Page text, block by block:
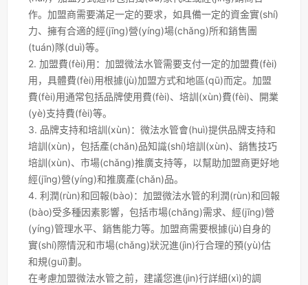
作。加盟商需要滿足一定的要求，如具備一定的資金實(shí)
力、擁有合適的經(jīng)營(yíng)場(chǎng)所和銷售團
(tuán)隊(duì)等。
2. 加盟費(fèi)用：加盟微法水管需要支付一定的加盟費(fèi)
用，具體費(fèi)用根據(jù)加盟方式和地區(qū)而定。加盟
費(fèi)用通常包括品牌使用費(fèi)、培訓(xùn)費(fèi)、開業
(yè)支持費(fèi)等。
3. 品牌支持和培訓(xùn)：微法水管會(huì)提供品牌支持和
培訓(xùn)，包括產(chǎn)品知識(shí)培訓(xùn)、銷售技巧
培訓(xùn)、市場(chǎng)推廣支持等，以幫助加盟商更好地
經(jīng)營(yíng)和推廣產(chǎn)品。
4. 利潤(rùn)和回報(bào)：加盟微法水管的利潤(rùn)和回報
(bào)受多種因素影響，包括市場(chǎng)需求、經(jīng)營
(yíng)管理水平、銷售能力等。加盟商需要根據(jù)自身的
實(shí)際情況和市場(chǎng)狀況進(jìn)行合理的預(yù)估
和規(guī)劃。
在考慮加盟微法水管之前，建議您進(jìn)行詳細(xì)的調